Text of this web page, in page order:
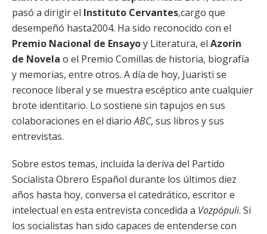
pasó a dirigir el Instituto Cervantes,cargo que
desempeñó hasta2004. Ha sido reconocido con el
Premio Nacional de Ensayoy Literatura, el Azorín
de Novela o el Premio Comillas de historia, biografía
y memorias, entre otros. A día de hoy, Juaristi se
reconoce liberal y se muestra escéptico ante cualquier
brote identitario. Lo sostiene sin tapujos en sus
colaboraciones en el diarioABC, sus libros y sus
entrevistas.
Sobre estos temas, incluida la deriva del Partido
Socialista Obrero Español durante los últimos diez
años hasta hoy, conversa el catedrático, escritor e
intelectual en esta entrevista concedida a Vozpópuli. Si
los socialistas han sido capaces de entenderse con